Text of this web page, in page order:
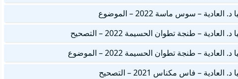
– سوس ماسة 2022 – الموضوع
– طنجة تطوان الحسيمة 2022 – التصحيح
– طنجة تطوان الحسيمة 2022 – الموضوع
– فاس مكناس 2021 – التصحيح